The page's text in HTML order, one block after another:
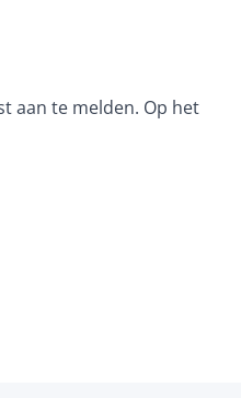
aan te melden. Op het